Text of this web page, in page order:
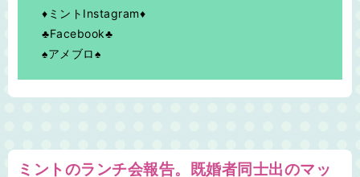
♦ミントInstagram♦
♣Facebook♣
♠アメブロ♠
ミントのランチ会報告。既婚者同士出のマッ